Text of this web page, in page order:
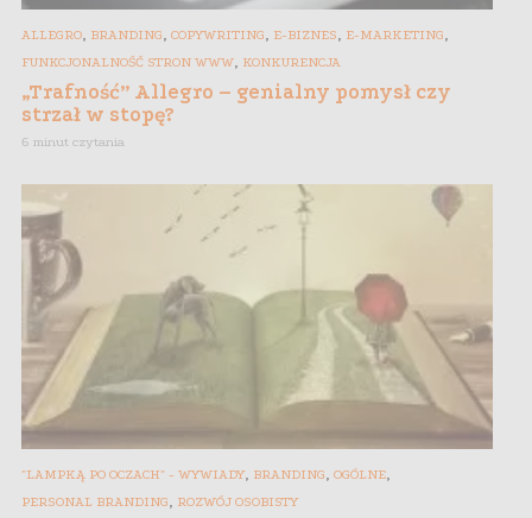
ALLEGRO, BRANDING, COPYWRITING, E-BIZNES, E-MARKETING,
FUNKCJONALNOŚĆ STRON WWW, KONKURENCJA
„Trafność” Allegro – genialny pomysł czy
strzał w stopę?
6 minut czytania
"LAMPKĄ PO OCZACH" - WYWIADY, BRANDING OGÓLNE
PERSONAL BRANDING ROZWÓJ OSOBISTY